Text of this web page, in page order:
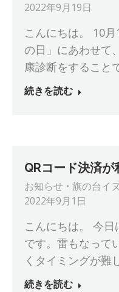
2022年9月19日
こんにちは。 10
の日」にあわせて
康診断をすること
続きを読む
QRコード決済
お知らせ 旗の台イ
2022年9月1日
こんにちは。 今
です。雷もなって
くタイミングが難
続きを読む